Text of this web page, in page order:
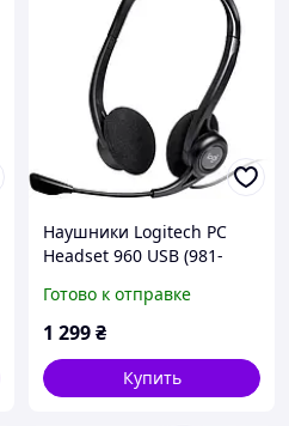
Наушники Logitech PC
Headset 960 USB (981-
Готово к отправке
1 299₴
Купить